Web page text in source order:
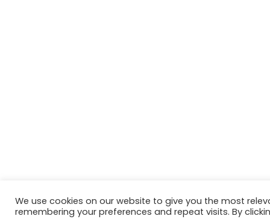
We use cookies on our website to give you the most
remembering your preferences and repeat visits. By